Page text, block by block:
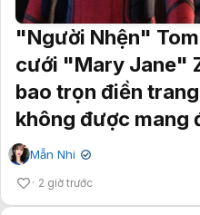
"Người Nhện"
cưới "Mary Jane"
bao trọn điền
không được mang
Mẫn Nhi ✔
2 giờ trước